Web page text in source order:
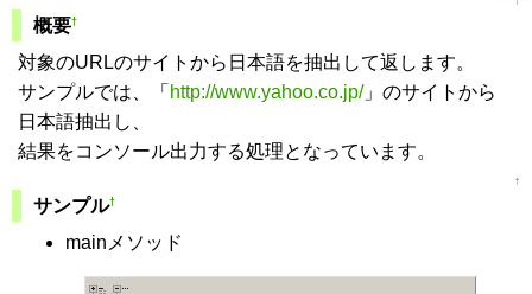
概要†
対象のURLのサイトから日本語を抽出して返します。
サンプルでは、「 http://www.yahoo.co.jp/」のサイトから
日本語抽出し、
結果をコンソール出力する処理となっています。
↑
サンプル†
mainメソッド